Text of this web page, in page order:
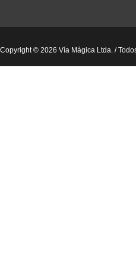
Copyright © 2026 Vía Mágica Ltda. /